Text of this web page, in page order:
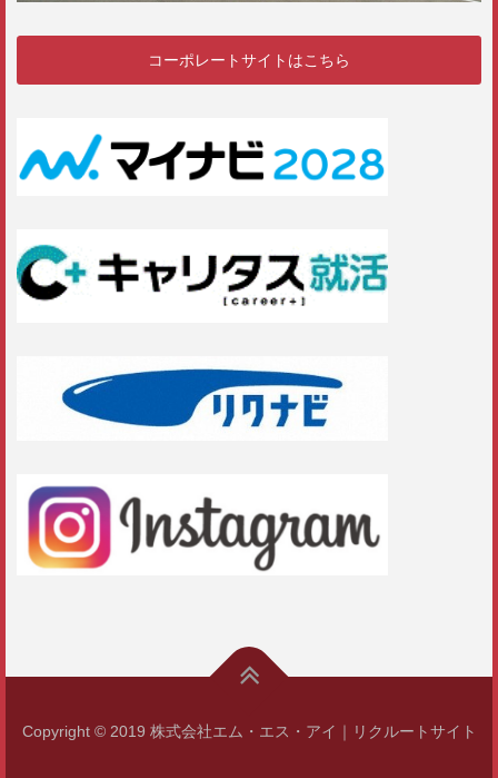
コーポレートサイトはこちら
Copyright © 2019 株式会社エム・エス・アイ｜リクルートサイト